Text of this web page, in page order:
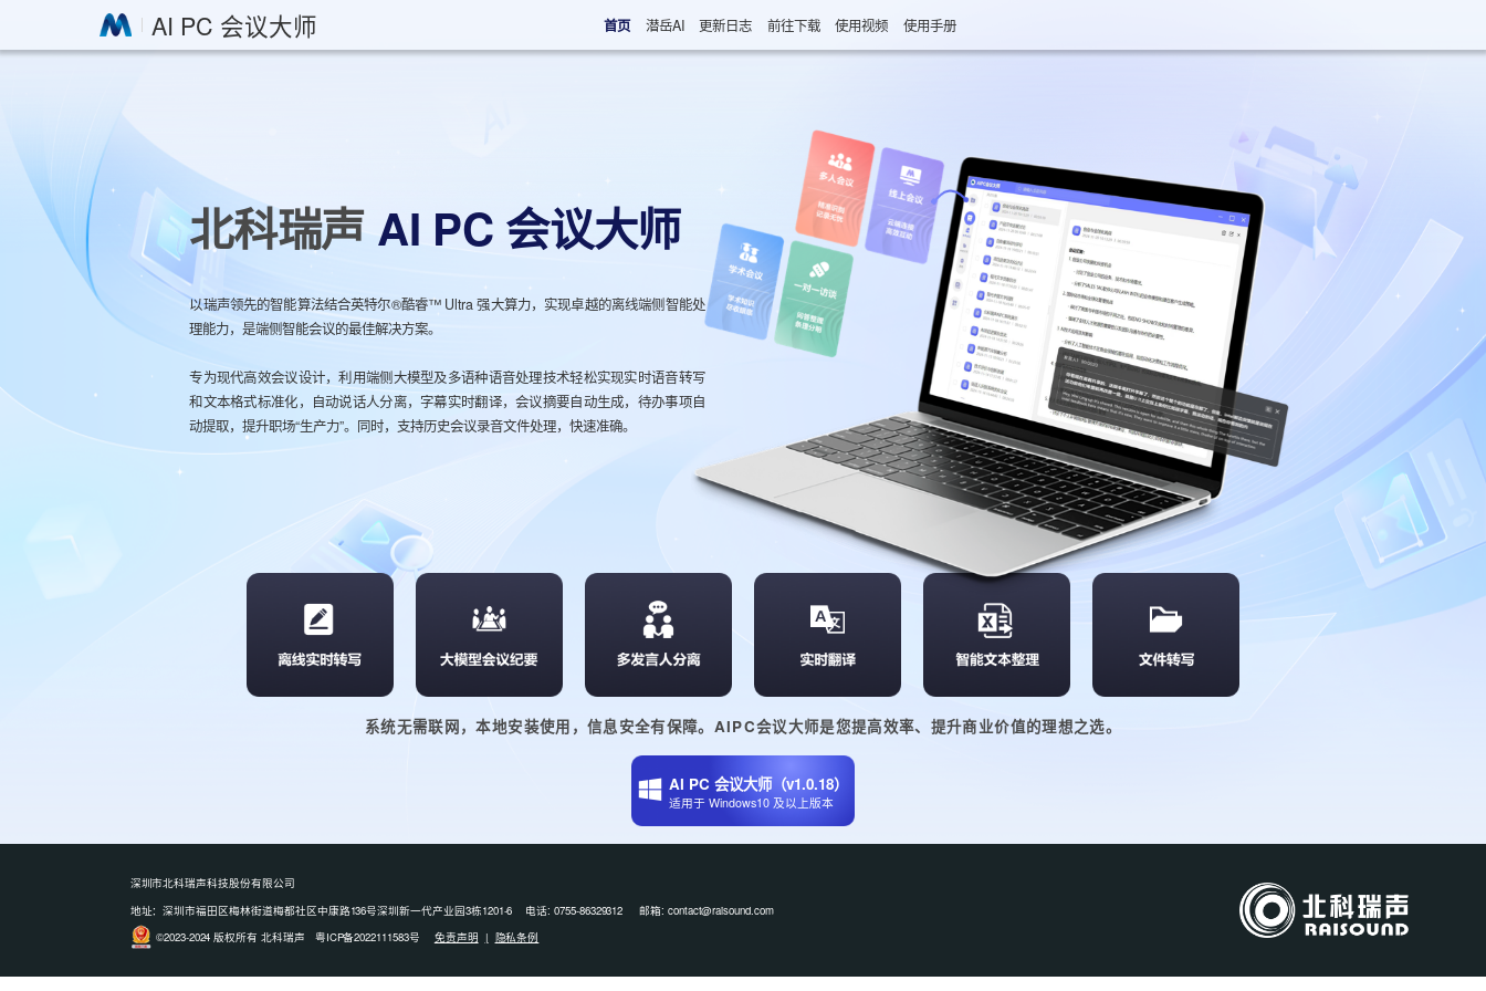
AI PC 会议大师 首页 潜岳AI 更新日志 前往下载 使用视频 使用手册
北科瑞声 AI PC 会议大师
以瑞声领先的智能算法结合英特尔®酷睿™ Ultra 强大算力，实现卓越的离线端侧智能处
理能力，是端侧智能会议的最佳解决方案。
专为现代高效会议设计，利用端侧大模型及多语种语音处理技术轻松实现实时语音转写
和文本格式标准化，自动说话人分离，字幕实时翻译，会议摘要自动生成，待办事项自
动提取，提升职场“生产力”。同时，支持历史会议录音文件处理，快速准确。
系统无需联网，本地安装使用，信息安全有保障。AIPC会议大师是您提高效率、提升商业价值的理想之选。
AI PC 会议大师（v1.0.18）
适用于 Windows10 及以上版本
深圳市北科瑞声科技股份有限公司
地址：深圳市福田区梅林街道梅都社区中康路136号深圳新一代产业园3栋1201-6 电话: 0755-86329312 邮箱: contact@raisound.com
©2023-2024 版权所有 北科瑞声 粤ICP备2022111583号
免责声明 | 隐私条例